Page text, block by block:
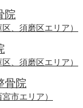
院
、須磨区エリア）
、須磨区エリア）
骨院
市エリア）